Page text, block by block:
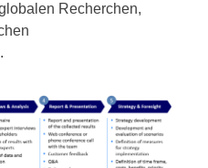
Recherchen,